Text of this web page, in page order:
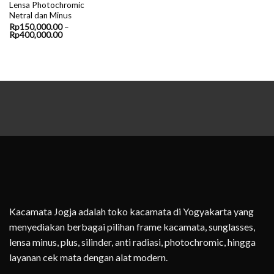
Lensa Photochromic
Netral dan Minus
Rp150,000.00 –
Rp400,000.00Price
Kacamata Jogja adalah toko kacamata di Yogyakarta yang
menyediakan berbagai pilihan frame kacamata, sunglasses,
lensa minus, plus, silinder, anti radiasi, photochromic, hingga
layanan cek mata dengan alat modern.